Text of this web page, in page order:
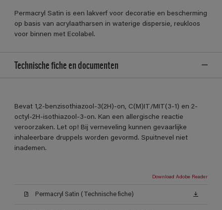
Permacryl Satin is een lakverf voor decoratie en bescherming
op basis van acrylaatharsen in waterige dispersie, reukloos
voor binnen met Ecolabel.
Technische fiche en documenten
Bevat 1,2-benzisothiazool-3(2H)-on, C(M)IT/MIT(3-1) en 2-
octyl-2H-isothiazool-3-on. Kan een allergische reactie
veroorzaken. Let op! Bij verneveling kunnen gevaarlijke
inhaleerbare druppels worden gevormd. Spuitnevel niet
inademen.
Download Adobe Reader
Permacryl Satin (Technische fiche)